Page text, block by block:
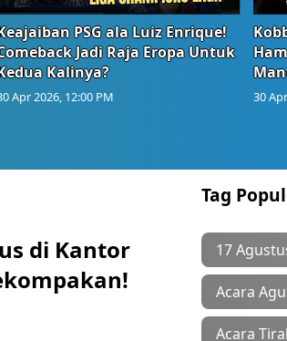
PSG ala Luiz Enrique!
Jadi Raja Eropa Untuk
Kalinya?
Apr 2026, 12:00 PM 30
di Kantor
Tag
17
Acara
Acara